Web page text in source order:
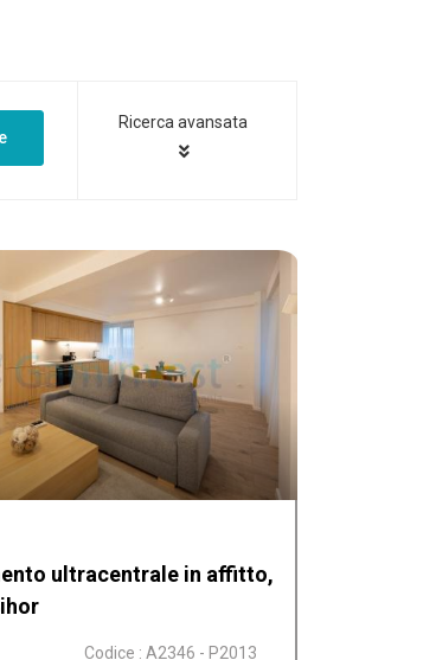
Ricerca avansata
cu 2 camere si loc de
Urabana, Oradea,